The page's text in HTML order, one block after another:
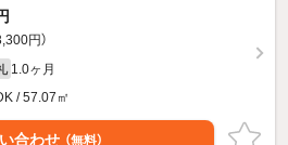
円）
1.0ヶ月
/ 57.07㎡
合わせ （無料）